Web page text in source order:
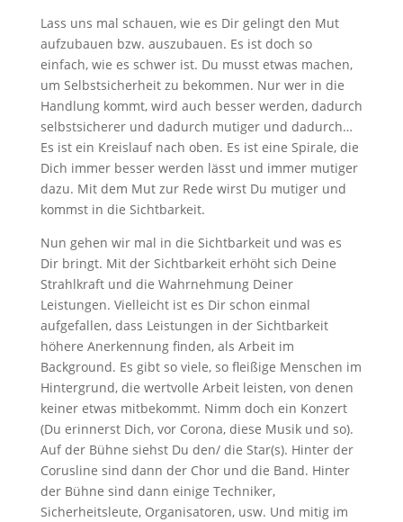
Lass uns mal schauen, wie es Dir gelingt den Mut
aufzubauen bzw. auszubauen. Es ist doch so
einfach, wie es schwer ist. Du musst etwas machen,
um Selbstsicherheit zu bekommen. Nur wer in die
Handlung kommt, wird auch besser werden, dadurch
selbstsicherer und dadurch mutiger und dadurch…
Es ist ein Kreislauf nach oben. Es ist eine Spirale, die
Dich immer besser werden lässt und immer mutiger
dazu. Mit dem Mut zur Rede wirst Du mutiger und
kommst in die Sichtbarkeit.
Nun gehen wir mal in die Sichtbarkeit und was es
Dir bringt. Mit der Sichtbarkeit erhöht sich Deine
Strahlkraft und die Wahrnehmung Deiner
Leistungen. Vielleicht ist es Dir schon einmal
aufgefallen, dass Leistungen in der Sichtbarkeit
höhere Anerkennung finden, als Arbeit im
Background. Es gibt so viele, so fleißige Menschen im
Hintergrund, die wertvolle Arbeit leisten, von denen
keiner etwas mitbekommt. Nimm doch ein Konzert
(Du erinnerst Dich, vor Corona, diese Musik und so).
Auf der Bühne siehst Du den/ die Star(s). Hinter der
Corusline sind dann der Chor und die Band. Hinter
der Bühne sind dann einige Techniker,
Sicherheitsleute, Organisatoren, usw. Und mitig im